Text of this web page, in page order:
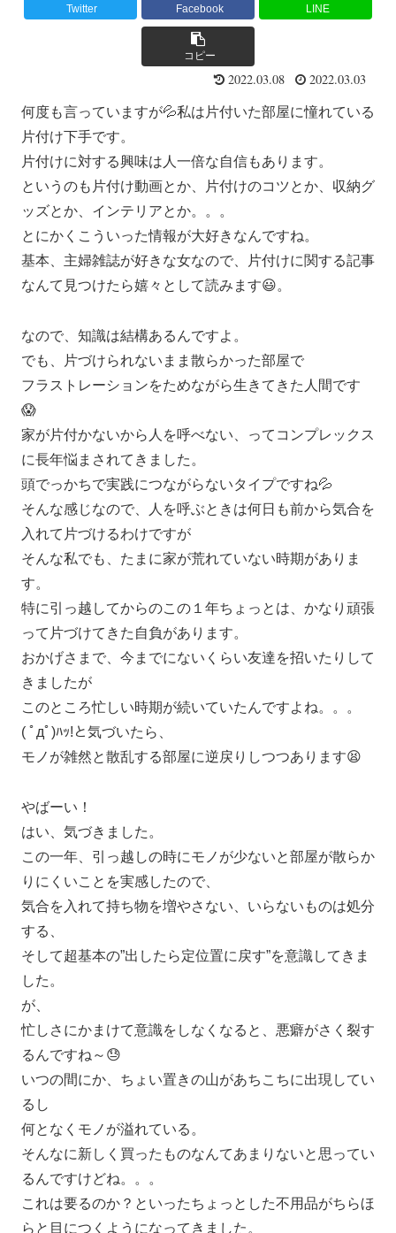
Twitter Facebook LINE
コピー
2022.03.08 2022.03.03
何度も言っていますが💦私は片付いた部屋に憧れている
片付け下手です。
片付けに対する興味は人一倍な自信もあります。
というのも片付け動画とか、片付けのコツとか、収納グ
ッズとか、インテリアとか。。。
とにかくこういった情報が大好きなんですね。
基本、主婦雑誌が好きな女なので、片付けに関する記事
なんて見つけたら嬉々として読みます😃。
なので、知識は結構あるんですよ。
でも、片づけられないまま散らかった部屋で
フラストレーションをためながら生きてきた人間です
😱
家が片付かないから人を呼べない、ってコンプレックス
に長年悩まされてきました。
頭でっかちで実践につながらないタイプですね💦
そんな感じなので、人を呼ぶときは何日も前から気合を
入れて片づけるわけですが
そんな私でも、たまに家が荒れていない時期がありま
す。
特に引っ越してからのこの１年ちょっとは、かなり頑張
って片づけてきた自負があります。
おかげさまで、今までにないくらい友達を招いたりして
きましたが
このところ忙しい時期が続いていたんですよね。。。
( ﾟдﾟ)ﾊｯ!と気づいたら、
モノが雑然と散乱する部屋に逆戻りしつつあります😫
やばーい！
はい、気づきました。
この一年、引っ越しの時にモノが少ないと部屋が散らか
りにくいことを実感したので、
気合を入れて持ち物を増やさない、いらないものは処分
する、
そして超基本の”出したら定位置に戻す”を意識してきま
した。
が、
忙しさにかまけて意識をしなくなると、悪癖がさく裂す
るんですね～😓
いつの間にか、ちょい置きの山があちこちに出現してい
るし
何となくモノが溢れている。
そんなに新しく買ったものなんてあまりないと思ってい
るんですけどね。。。
これは要るのか？といったちょっとした不用品がちらほ
らと目につくようになってきました。